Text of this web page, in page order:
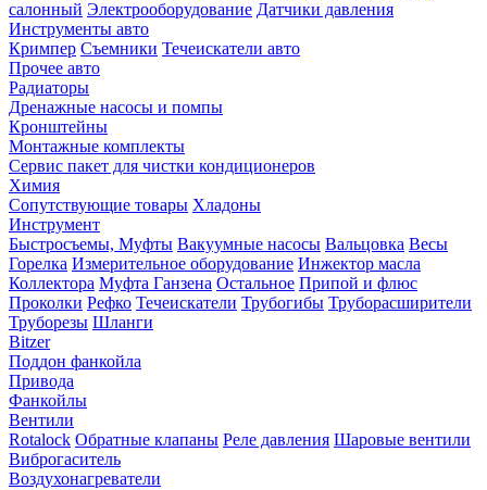
салонный Электрооборудование Датчики давления
Инструменты авто
Кримпер Съемники Течеискатели авто
Прочее авто
Радиаторы
Дренажные насосы и помпы
Кронштейны
Монтажные комплекты
Сервис пакет для чистки кондиционеров
Химия
Сопутствующие товары Хладоны
Инструмент
Быстросъемы, Муфты Вакуумные насосы Вальцовка Весы
Горелка Измерительное оборудование Инжектор масла
Коллектора Муфта Ганзена Остальное Припой и флюс
Проколки Рефко Течеискатели Трубогибы Труборасширители
Труборезы Шланги
Bitzer
Поддон фанкойла
Привода
Фанкойлы
Вентили
Rotalock Обратные клапаны Реле давления Шаровые вентили
Виброгаситель
Воздухонагреватели